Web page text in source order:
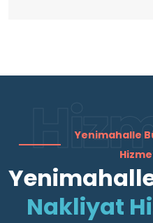
Yenimahalle
Nakliyat